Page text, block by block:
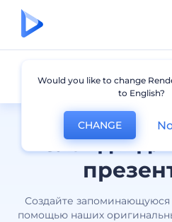
Cлайды
Создайте
помощью наших
Бизнес
Would you like to change
to English?
CHANGE